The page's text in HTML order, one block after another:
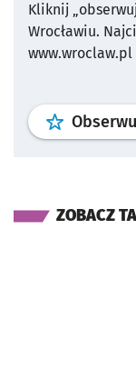
Kliknij
Wrocławiu.
www.wroclaw.pl
ZOBACZ